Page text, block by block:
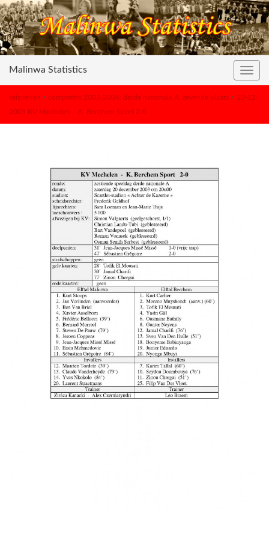
Malinwa Statistics
seizoenen > competitie 2003-2004: derde nationale A, zevende plaats > 20-12-
2003 KV Mechelen – K. Berchem Sport 2-0